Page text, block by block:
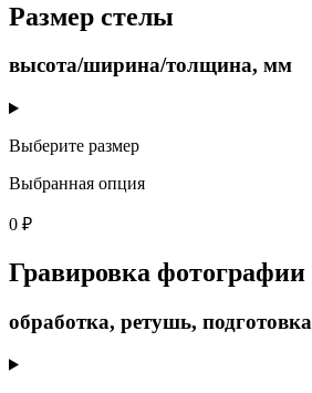
Размер стелы
высота/ширина/толщина, мм
Выберите размер
Выбранная опция
0 ₽
Гравировка фотографии
обработка, ретушь, подготовка